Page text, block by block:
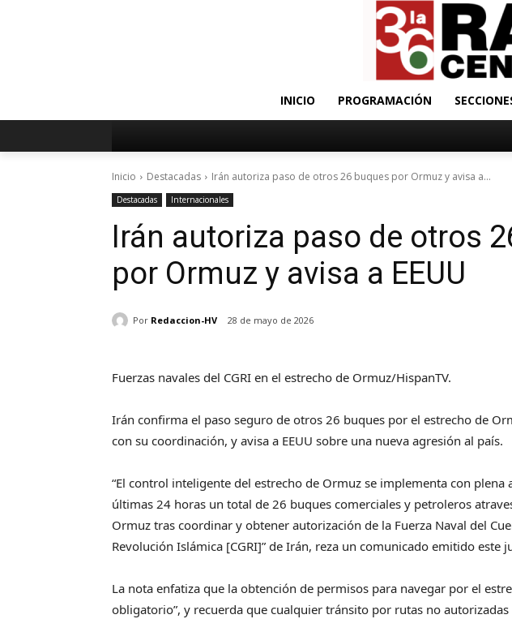
INICIO PROGRAMACIÓN
Inicio Destacadas Irán autoriza paso de otros 26 buques por Ormuz y avisa a...
Destacadas Internacionales
Irán autoriza paso de otros
por Ormuz y avisa a EEUU
Por Redaccion-HV 28 de mayo de 2026
Fuerzas navales del CGRI en el estrecho de Ormuz/HispanTV.
Irán confirma el paso seguro de otros 26 buques por el estrecho de
con su coordinación, y avisa a EEUU sobre una nueva agresión al país.
“El control inteligente del estrecho de Ormuz se implementa con plena
últimas 24 horas un total de 26 buques comerciales y petroleros
Ormuz tras coordinar y obtener autorización de la Fuerza Naval del
Revolución Islámica [CGRI]ˮ de Irán, reza un comunicado emitido este
La nota enfatiza que la obtención de permisos para navegar por el
obligatorioˮ, y recuerda que cualquier tránsito por rutas no autorizadas